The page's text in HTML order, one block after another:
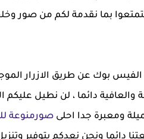
بما نقدمة لكم من صور
بوك عن طريق الازرار
دائما ، لن نطيل
ومعبرة جدا احلىصورمنوعة
دائما ونحن نعدكم بتوفير